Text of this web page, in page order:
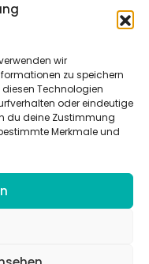
wir
zu speichern
Technologien
oder eindeutige
du deine Zustimmung
Merkmale und
, Jugend- und jungen
und schnell
Gesamtverband in
V.
„Entschieden für